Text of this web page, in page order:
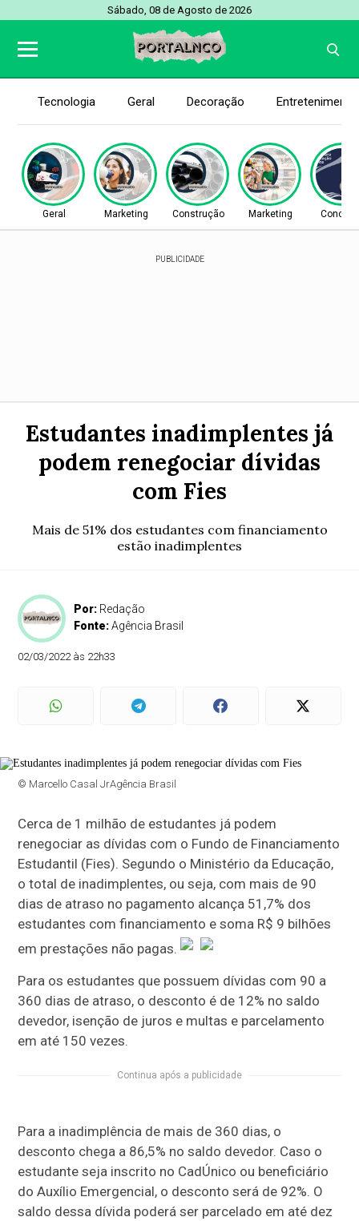
Sábado, 08 de Agosto de 2026
Tecnologia Geral Decoração Entretenimento
Geral Marketing Construção Marketing
PUBLICIDADE
Estudantes inadimplentes já
podem renegociar dívidas
com Fies
Mais de 51% dos estudantes com financiamento
estão inadimplentes
Por: Redação
Fonte:Agência Brasil
02/03/2022 às 22h33
© Marcello Casal JrAgência Brasil
Cerca de 1 milhão de estudantes já podem
renegociar as dívidas com o Fundo de Financiamento
Estudantil (Fies). Segundo o Ministério da Educação,
o total de inadimplentes, ou seja, com mais de 90
dias de atraso no pagamento alcança 51,7% dos
estudantes com financiamento e soma R$ 9 bilhões
em prestações não pagas.
Para os estudantes que possuem dívidas com 90 a
360 dias de atraso, o desconto é de 12% no saldo
devedor, isenção de juros e multas e parcelamento
em até 150 vezes.
Continua após a publicidade
Para a inadimplência de mais de 360 dias, o
desconto chega a 86,5% no saldo devedor. Caso o
estudante seja inscrito no CadÚnico ou beneficiário
do Auxílio Emergencial, o desconto será de 92%. O
saldo dessa dívida poderá ser parcelado em até dez